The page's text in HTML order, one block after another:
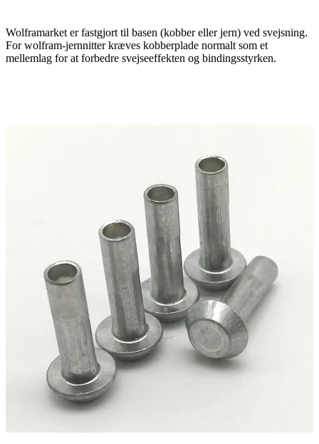
Wolframarket er fastgjort til basen (kobber eller jern) ved svejsning.
For wolfram-jernnitter kræves kobberplade normalt som et
mellemlag for at forbedre svejseeffekten og bindingsstyrken.